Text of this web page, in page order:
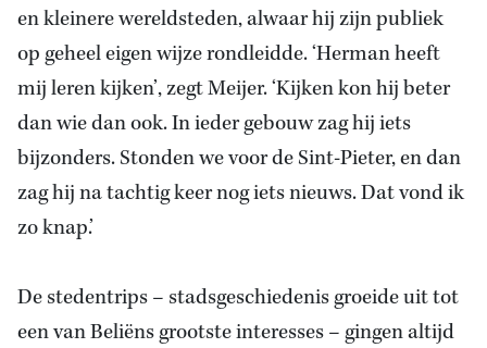
en kleinere wereldsteden, alwaar hij zijn publiek
op geheel eigen wijze rondleidde. ‘Herman heeft
mij leren kijken’, zegt Meijer. ‘Kijken kon hij beter
dan wie dan ook. In ieder gebouw zag hij iets
bijzonders. Stonden we voor de Sint-Pieter, en dan
zag hij na tachtig keer nog iets nieuws. Dat vond ik
zo knap.’
De stedentrips – stadsgeschiedenis groeide uit tot
een van Beliëns grootste interesses – gingen altijd